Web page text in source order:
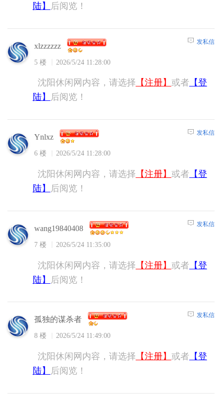
陆】
后阅览！
xlzzzzzz
5 楼 2026/5/24 11:28:00
发私信
沈阳休闲网内容，请选择 【注册】 或者 【登
陆】
后阅览！
Ynlxz
6 楼 2026/5/24 11:28:00
发私信
沈阳休闲网内容，请选择 【注册】 或者 【登
陆】
后阅览！
wang19840408
7 楼 2026/5/24 11:35:00
发私信
沈阳休闲网内容，请选择 【注册】 或者 【登
陆】
后阅览！
孤独的谋杀者
8 楼 2026/5/24 11:49:00
发私信
沈阳休闲网内容，请选择 【注册】 或者 【登
陆】
后阅览！